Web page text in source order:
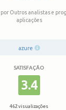
por Outros analistas e
aplicações
azure
SATISFAÇÃO
3.4
462 visualizações